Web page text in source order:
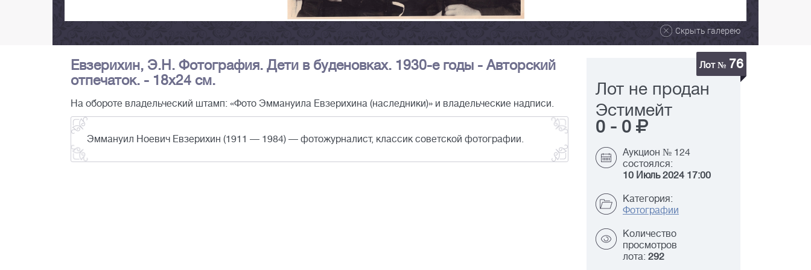
Скрыть галерею
Евзерихин, Э.Н. Фотография. Дети в буденовках. 1930-е годы - Авторский
отпечаток. - 18х24 см.
На обороте владельческий штамп: «Фото Эммануила Евзерихина (наследники)» и владельческие надписи.
Эммануил Ноевич Евзерихин (1911 — 1984) — фотожурналист, классик советской фотографии.
Лот № 76
Лот не продан
Эстимейт
0 - 0
Аукцион № 124
состоялся:
10 Июль 2024 17:00
Категория:
Фотографии
Количество
просмотров
лота: 292